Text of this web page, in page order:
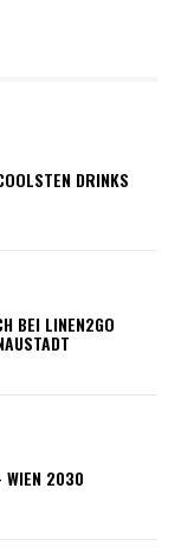
DRINKS
BEI LINEN2GO
WIEN 2030